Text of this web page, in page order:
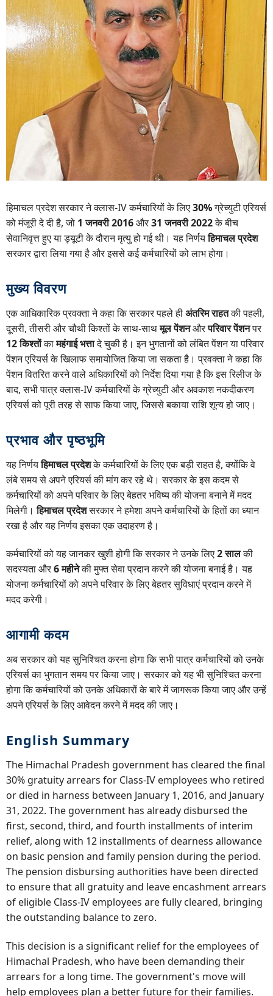
हिमाचल प्रदेश सरकार ने क्लास-IV कर्मचारियों के लिए30%ग्रेच्युटी एरियर्स
को मंजूरी दे दी है, जो 1 जनवरी 2016और31 जनवरी 2022के बीच
सेवानिवृत्त हुए या ड्यूटी के दौरान मृत्यु हो गई थी। यह निर्णयहिमाचल प्रदेश
सरकार द्वारा लिया गया है और इससे कई कर्मचारियों को लाभ होगा।
मुख्य विवरण
एक आधिकारिक प्रवक्ता ने कहा कि सरकार पहले हीअंतरिम राहतकी पहली,
दूसरी, तीसरी और चौथी किश्तों के साथ-साथमूल पेंशनऔरपरिवार पेंशनपर
12 किश्तोंकामहंगाई भत्तादे चुकी है। इन भुगतानों को लंबित पेंशन या परिवार
पेंशन एरियर्स के खिलाफ समायोजित किया जा सकता है। प्रवक्ता ने कहा कि
पेंशन वितरित करने वाले अधिकारियों को निर्देश दिया गया है कि इस रिलीज के
बाद, सभी पात्र क्लास-IV कर्मचारियों के ग्रेच्युटी और अवकाश नकदीकरण
एरियर्स को पूरी तरह से साफ किया जाए, जिससे बकाया राशि शून्य हो जाए।
प्रभाव और पृष्ठभूमि
यह निर्णयहिमाचल प्रदेशके कर्मचारियों के लिए एक बड़ी राहत है, क्योंकि वे
लंबे समय से अपने एरियर्स की मांग कर रहे थे। सरकार के इस कदम से
कर्मचारियों को अपने परिवार के लिए बेहतर भविष्य की योजना बनाने में मदद
मिलेगी।हिमाचल प्रदेशसरकार ने हमेशा अपने कर्मचारियों के हितों का ध्यान
रखा है और यह निर्णय इसका एक उदाहरण है।
कर्मचारियों को यह जानकर खुशी होगी कि सरकार ने उनके लिए2 सालकी
सदस्यता और6 महीनेकी मुफ्त सेवा प्रदान करने की योजना बनाई है। यह
योजना कर्मचारियों को अपने परिवार के लिए बेहतर सुविधाएं प्रदान करने में
मदद करेगी।
आगामी कदम
अब सरकार को यह सुनिश्चित करना होगा कि सभी पात्र कर्मचारियों को उनके
एरियर्स का भुगतान समय पर किया जाए। सरकार को यह भी सुनिश्चित करना
होगा कि कर्मचारियों को उनके अधिकारों के बारे में जागरूक किया जाए और उन्हें
अपने एरियर्स के लिए आवेदन करने में मदद की जाए।
English Summary
The Himachal Pradesh government has cleared the final
30% gratuity arrears for Class-IV employees who retired
or died in harness between January 1, 2016, and January
31, 2022. The government has already disbursed the
first, second, third, and fourth installments of interim
relief, along with 12 installments of dearness allowance
on basic pension and family pension during the period.
The pension disbursing authorities have been directed
to ensure that all gratuity and leave encashment arrears
of eligible Class-IV employees are fully cleared, bringing
the outstanding balance to zero.
This decision is a significant relief for the employees of
Himachal Pradesh, who have been demanding their
arrears for a long time. The government's move will
help employees plan a better future for their families.